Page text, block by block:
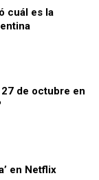
cuál es la
de octubre en
en Netflix